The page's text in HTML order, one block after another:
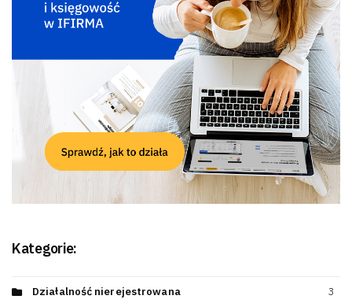
Kategorie:
Działalność nierejestrowana 3